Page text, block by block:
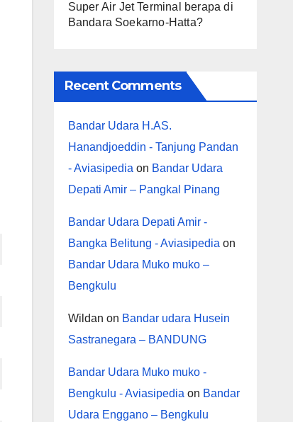
Super Air Jet Terminal berapa di
Bandara Soekarno-Hatta?
Recent Comments
Bandar Udara H.AS.
Hanandjoeddin - Tanjung Pandan
- Aviasipedia on Bandar Udara
Depati Amir – Pangkal Pinang
Bandar Udara Depati Amir -
Bangka Belitung - Aviasipedia on
Bandar Udara Muko muko –
Bengkulu
Wildan on Bandar udara Husein
Sastranegara – BANDUNG
Bandar Udara Muko muko -
Bengkulu - Aviasipedia on Bandar
Udara Enggano – Bengkulu